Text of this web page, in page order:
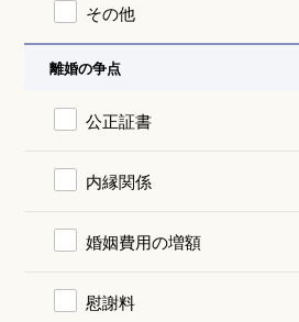
その他
離婚の争点
公正証書
内縁関係
婚姻費用の増額
慰謝料